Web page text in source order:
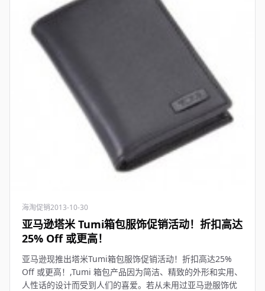
海淘促销2013-10-30
亚马逊塔米 Tumi箱包服饰促销活动！折扣高达
25% Off 或更高！
亚马逊现推出塔米Tumi箱包服饰促销活动！折扣高达25%
Off 或更高！,Tumi 箱包产品因为简洁、精致的外形和实用、
人性话的设计而受到人们的喜爱。若从未用过亚马逊服饰优